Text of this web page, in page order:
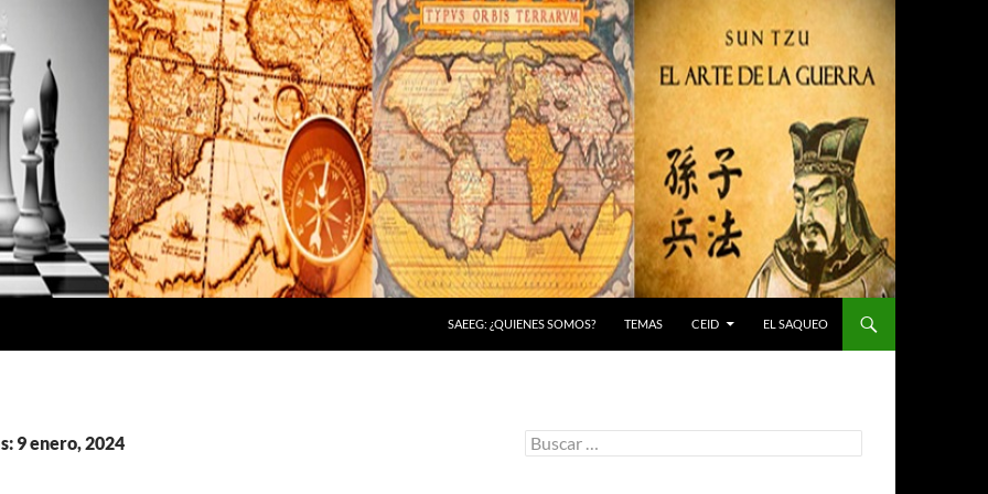
SAEEG: ¿QUIENES SOMOS? TEMAS CEID EL SAQUEO
9 enero, 2024 Buscar: